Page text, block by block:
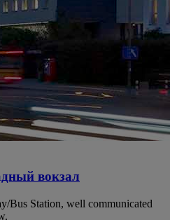
вокзал
Bus Station, well communicated